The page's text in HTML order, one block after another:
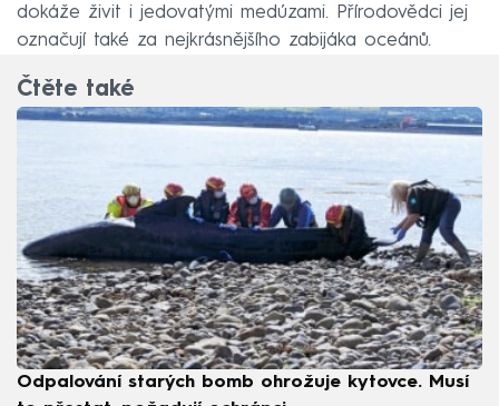
dokáže živit i jedovatými medúzami. Přírodovědci jej
označují také za nejkrásnějšího zabijáka oceánů.
Čtěte také
Odpalování starých bomb ohrožuje kytovce. Musí